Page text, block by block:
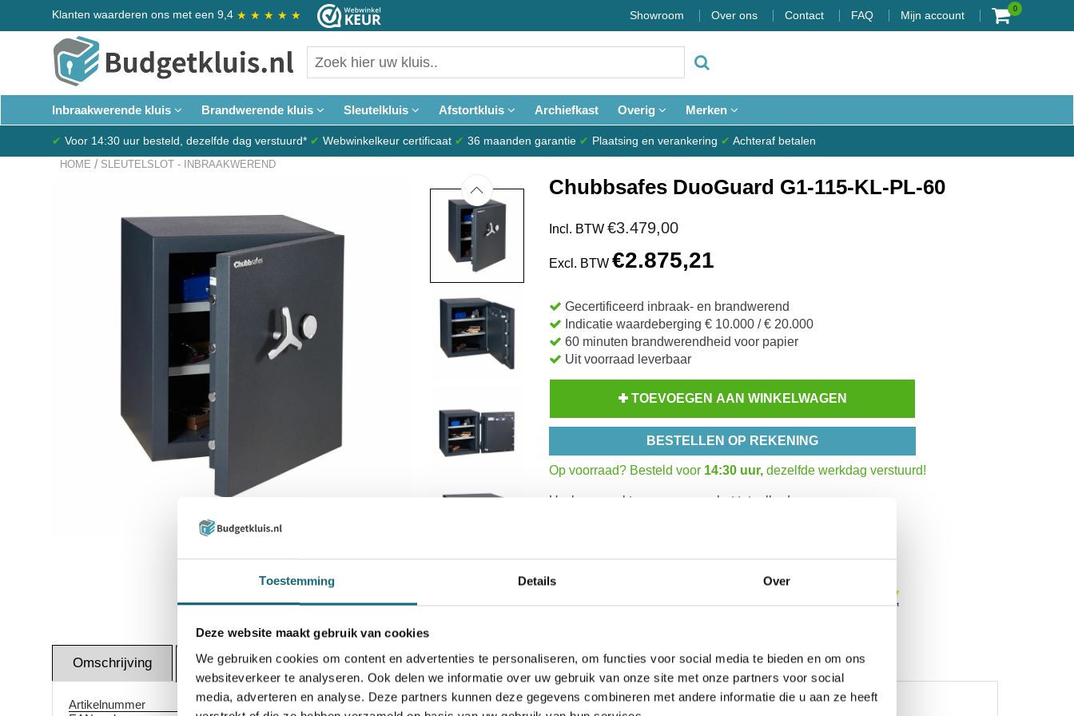
Toestemming Details Over
Deze website maakt gebruik van cookies
We gebruiken cookies om content en advertenties te personaliseren, om functies voor social media te bieden en om ons
websiteverkeer te analyseren. Ook delen we informatie over uw gebruik van onze site met onze partners voor social
media, adverteren en analyse. Deze partners kunnen deze gegevens combineren met andere informatie die u aan ze heeft
Klanten waarderen ons met een 9,4 ★ ★ ★ ★ ★ Showroom Over ons Contact FAQ Mijn account
0
Inbraakwerende kluis Brandwerende kluis Sleutelkluis Afstortkluis Archiefkast Overig Merken
✔ Voor 14:30 uur besteld, dezelfde dag verstuurd* ✔ Webwinkelkeur certificaat ✔ 36 maanden garantie ✔ Plaatsing en verankering ✔ Achteraf betalen
HOME / SLEUTELSLOT - INBRAAKWEREND
Chubbsafes DuoGuard G1-115-KL-PL-60
Incl. BTW €3.479,00
Excl. BTW €2.875,21
Gecertificeerd inbraak- en brandwerend
Indicatie waardeberging € 10.000 / € 20.000
60 minuten brandwerendheid voor papier
Uit voorraad leverbaar
TOEVOEGEN AAN WINKELWAGEN
BESTELLEN OP REKENING
Op voorraad? Besteld voor 14:30 uur, dezelfde werkdag verstuurd!
Uw keuze zal toevoegen aan het totaalbedrag
Omschrijving Specificaties Certificaten Alternatieven Levering Opties
Artikelnummer
1001002603